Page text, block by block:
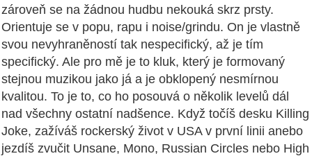
zároveň se na žádnou hudbu nekouká skrz prsty.
Orientuje se v popu, rapu i noise/grindu. On je vlastně
svou nevyhraněností tak nespecifický, až je tím
specifický. Ale pro mě je to kluk, který je formovaný
stejnou muzikou jako já a je obklopený nesmírnou
kvalitou. To je to, co ho posouvá o několik levelů dál
nad všechny ostatní nadšence. Když točíš desku Killing
Joke, zažíváš rockerský život v USA v první linii anebo
jezdíš zvučit Unsane, Mono, Russian Circles nebo High